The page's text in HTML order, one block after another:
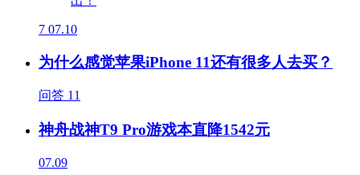
7 07.10
为什么感觉苹果iPhone 11还有很多人去买？
问答 11
神舟战神T9 Pro游戏本直降1542元
07.09